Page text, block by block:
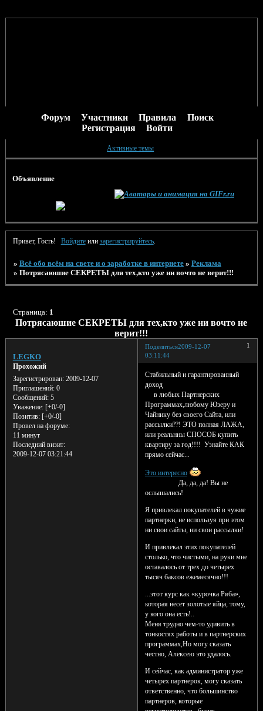
Форум Участники Правила
Поиск
Регистрация
Войти
Активные темы
Объявление
Привет, Гость! Войдитеили зарегистрируйтесь.
» Всё обо всём на свете и о заработке в интернете » Реклама
» Потрясаюшие СЕКРЕТЫ для тех,кто уже ни вочто не верит!!!
Потрясаюшие СЕКРЕТЫ для тех,кто уже ни вочто не
верит!!!
Страница: 1
Поделиться 1
2009-12-07
03:11:44
LEGKO
Прохожий
Зарегистрирован: 2009-12-07
Приглашений:0
Сообщений:5
Уважение: [+0/-0]
Позитив: [+0/-0]
Провел на форуме:
11 минут
Последний визит:
2009-12-07 03:21:44
Стабильный и гарантированный
доход
в любых Партнерских
Программах,любому Юзеру и
Чайнику без своего Сайта, или
рассылки??! ЭТО полная ЛАЖА,
или реальнны СПОСОБ купить
квартиру за год!!!! Узнайте КАК
прямо сейчас...
Это интересно
Да, да, да! Вы не
ослышались!
Я привлекал покупателей в чужие
партнерки, не используя при этом
ни свои сайты, ни свои рассылки!
И привлекал этих покупателей
столько, что чистыми, на руки мне
оставалось от трех до четырех
тысяч баксов ежемесячно!!!
...этот курс как «курочка Ряба»,
которая несет золотые яйца, тому,
у кого она есть!..
Меня трудно чем-то удивить в
тонкостях работы и в партнерских
программах,Но могу сказать
честно, Алексею это удалось.
И сейчас, как администратор уже
четырех партнерок, могу сказать
ответственно, что большинство
партнеров, которые